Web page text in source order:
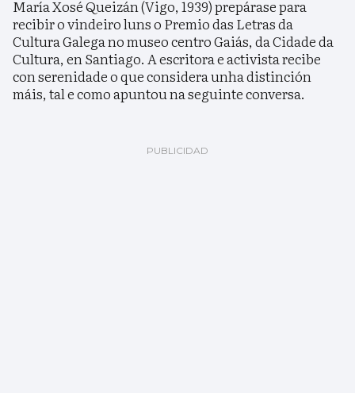
María Xosé Queizán (Vigo, 1939) prepárase para
recibir o vindeiro luns o Premio das Letras da
Cultura Galega no museo centro Gaiás, da Cidade da
Cultura, en Santiago. A escritora e activista recibe
con serenidade o que considera unha distinción
máis, tal e como apuntou na seguinte conversa.